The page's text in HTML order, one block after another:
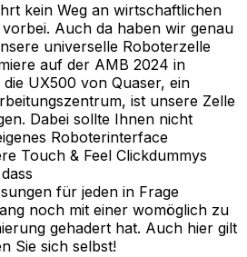
kein Weg an wirtschaftlichen
Auch da haben wir genau
universelle Roboterzelle
auf der AMB 2024 in
UX500 von Quaser, ein
ist unsere Zelle
Dabei sollte Ihnen nicht
Roboterinterface
Touch & Feel Clickdummys
für jeden in Frage
noch mit einer womöglich zu
gehadert hat. Auch hier gilt
Sie sich selbst!